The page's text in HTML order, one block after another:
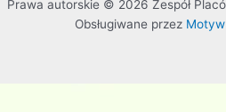
Prawa autorskie © 2026 Zespół
Obsługiwane przez